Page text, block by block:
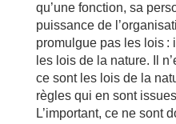
qu’une fonction, sa
puissance de
promulgue pas les lois :
les lois de la nature. Il
ce sont les lois de la
règles qui en sont
L’important, ce ne sont